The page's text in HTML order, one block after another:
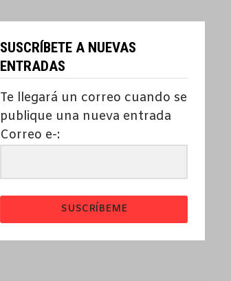
SUSCRÍBETE A NUEVAS
ENTRADAS
Te llegará un correo cuando se
publique una nueva entrada
Correo e-:
SUSCRÍBEME